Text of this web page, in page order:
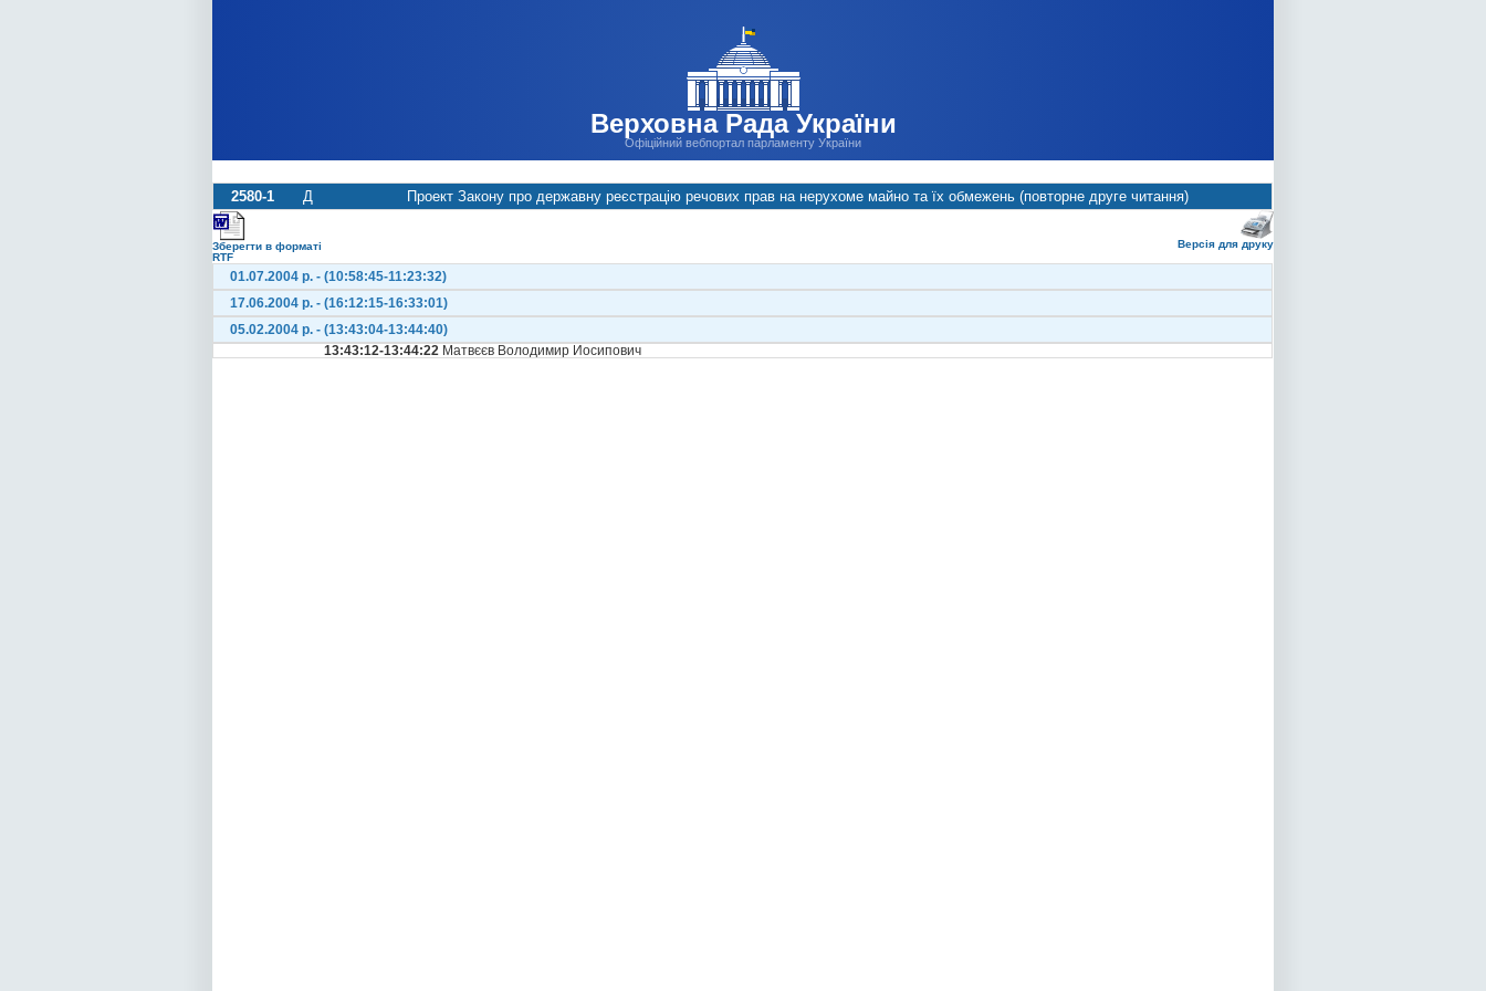
Верховна Рада України
Офіційний вебпортал парламенту України
2580-1 Д Проект Закону про державну реєстрацію речових прав на нерухоме майно та їх обмежень (повторне друге читання)
Зберегти в форматі
RTF
Версія для друку
01.07.2004 р. - (10:58:45-11:23:32)
17.06.2004 р. - (16:12:15-16:33:01)
05.02.2004 р. - (13:43:04-13:44:40)
13:43:12-13:44:22 Матвєєв Володимир Йосипович